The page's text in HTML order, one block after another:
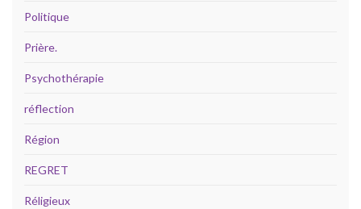
Politique
Prière.
Psychothérapie
réflection
Région
REGRET
Réligieux